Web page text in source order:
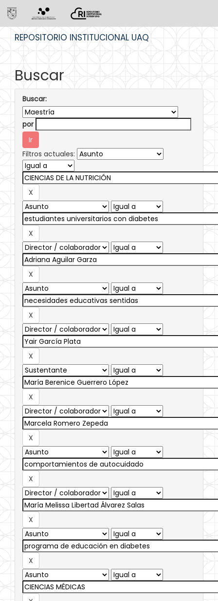
REPOSITORIO INSTITUCIONAL UAQ
Buscar
Buscar:
por
Filtros actuales: